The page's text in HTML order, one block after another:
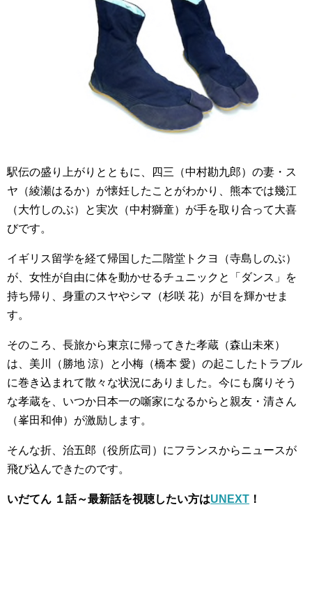
駅伝の盛り上がりとともに、四三（中村勘九郎）の妻・ス
ヤ（綾瀬はるか）が懐妊したことがわかり、熊本では幾江
（大竹しのぶ）と実次（中村獅童）が手を取り合って大喜
びです。
イギリス留学を経て帰国した二階堂トクヨ（寺島しのぶ）
が、女性が自由に体を動かせるチュニックと「ダンス」を
持ち帰り、身重のスヤやシマ（杉咲 花）が目を輝かせま
す。
そのころ、長旅から東京に帰ってきた孝蔵（森山未來）
は、美川（勝地 涼）と小梅（橋本 愛）の起こしたトラブル
に巻き込まれて散々な状況にありました。今にも腐りそう
な孝蔵を、いつか日本一の噺家になるからと親友・清さん
（峯田和伸）が激励します。
そんな折、治五郎（役所広司）にフランスからニュースが
飛び込んできたのです。
いだてん １話～最新話を視聴したい方はUNEXT ！